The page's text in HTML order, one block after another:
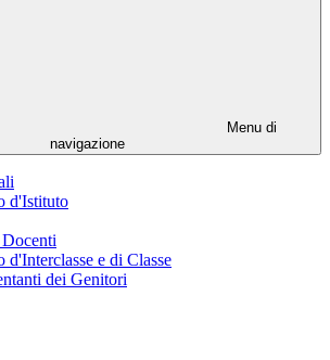
Menu di
navigazione
d'Istituto
d'Interclasse e di Classe
dei Genitori